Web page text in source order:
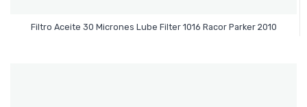
Filtro Aceite 30 Micrones Lube Filter 1016 Racor Parker 2010